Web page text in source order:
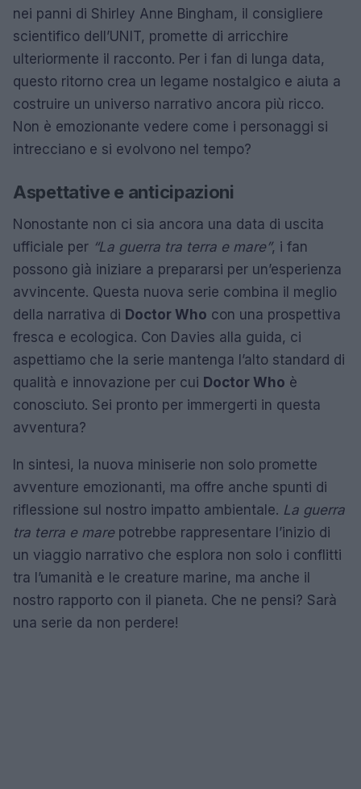
nei panni di Shirley Anne Bingham, il consigliere
scientifico dell’UNIT, promette di arricchire
ulteriormente il racconto. Per i fan di lunga data,
questo ritorno crea un legame nostalgico e aiuta a
costruire un universo narrativo ancora più ricco.
Non è emozionante vedere come i personaggi si
intrecciano e si evolvono nel tempo?
Aspettative e anticipazioni
Nonostante non ci sia ancora una data di uscita
ufficiale per “La guerra tra terra e mare”, i fan
possono già iniziare a prepararsi per un’esperienza
avvincente. Questa nuova serie combina il meglio
della narrativa di Doctor Who con una prospettiva
fresca e ecologica. Con Davies alla guida, ci
aspettiamo che la serie mantenga l’alto standard di
qualità e innovazione per cui Doctor Who è
conosciuto. Sei pronto per immergerti in questa
avventura?
In sintesi, la nuova miniserie non solo promette
avventure emozionanti, ma offre anche spunti di
riflessione sul nostro impatto ambientale. La guerra
tra terra e marepotrebbe rappresentare l’inizio di
un viaggio narrativo che esplora non solo i conflitti
tra l’umanità e le creature marine, ma anche il
nostro rapporto con il pianeta. Che ne pensi? Sarà
una serie da non perdere!